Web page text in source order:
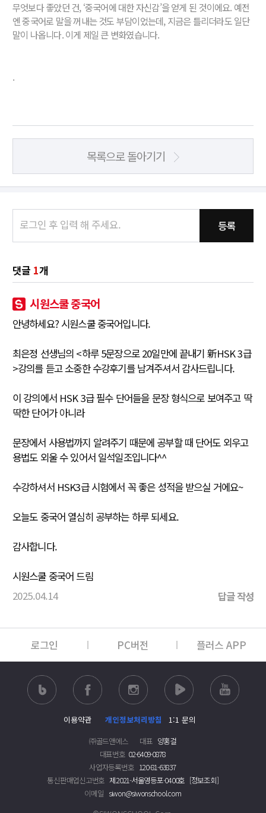
무엇보다 좋았던 건, ‘중국어에 대한 자신감’을 얻게 된 것이에요. 예전
엔 중국어로 말을 꺼내는 것도 부담이었는데, 지금은 틀리더라도 일단
말이 나옵니다. 이게 제일 큰 변화였습니다.
.
목록으로 돌아기기
등록
댓글 1개
시원스쿨 중국어
안녕하세요? 시원스쿨 중국어입니다.
최은정 선생님의 <하루 5문장으로 20일만에 끝내기 新HSK 3급
>강의를 듣고 소중한 수강후기를 남겨주셔서 감사드립니다.
이 강의에서 HSK 3급 필수 단어들을 문장 형식으로 보여주고 딱
딱한 단어가 아니라
문장에서 사용법까지 알려주기 때문에 공부할 때 단어도 외우고
용법도 외울 수 있어서 일석일조입니다^^
수강하셔서 HSK3급 시험에서 꼭 좋은 성적을 받으실 거에요~
오늘도 중국어 열심히 공부하는 하루 되세요.
감사합니다.
시원스쿨 중국어 드림
2025.04.14
답글 작성
로그인 PC버전 플러스 APP
이용약관 개인정보처리방침
1:1 문의
㈜골드앤에스
대표 양홍걸
대표번호 02-6409-0878
사업자등록번호 120-81-63837
통신판매업신고번호 제2021-서울영등포-0400호 [정보조회]
이메일 siwon@siwonschool.com